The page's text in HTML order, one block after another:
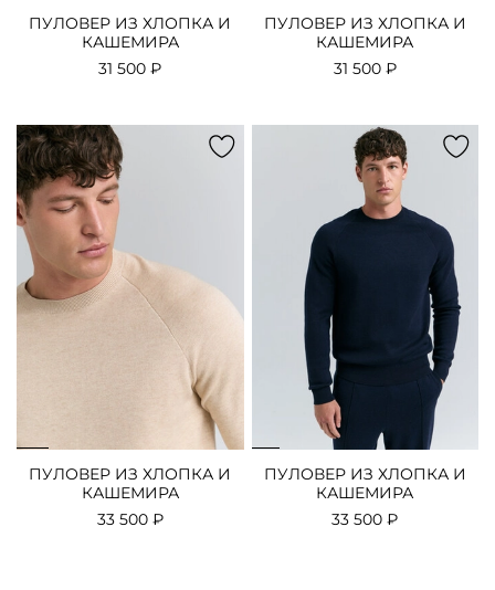
ПУЛОВЕР ИЗ ХЛОПКА И
КАШЕМИРА
31 500 ₽
ПУЛОВЕР ИЗ ХЛОПКА И
КАШЕМИРА
31 500 ₽
ПУЛОВЕР ИЗ ХЛОПКА И
КАШЕМИРА
33 500 ₽
ПУЛОВЕР ИЗ ХЛОПКА И
КАШЕМИРА
33 500 ₽